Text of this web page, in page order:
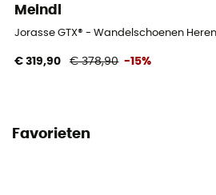
Meindl
Jorasse GTX® - Wandelschoenen Heren
€ 319,90 € 378,90 -15%
Favorieten